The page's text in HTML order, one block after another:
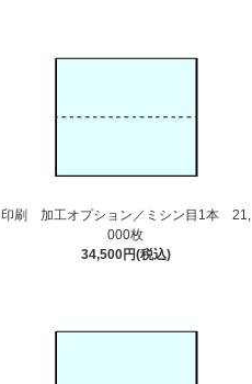
印刷 加工オプション／ミシン目1本 21,
000枚
34,500円(税込)